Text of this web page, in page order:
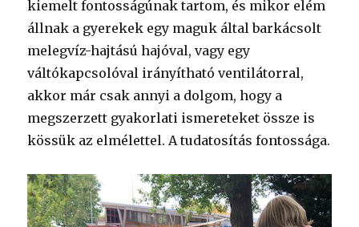
kiemelt fontosságúnak tartom, és mikor elém
állnak a gyerekek egy maguk által barkácsolt
melegvíz-hajtású hajóval, vagy egy
váltókapcsolóval irányítható ventilátorral,
akkor már csak annyi a dolgom, hogy a
megszerzett gyakorlati ismereteket össze is
kössük az elmélettel. A tudatosítás fontossága.